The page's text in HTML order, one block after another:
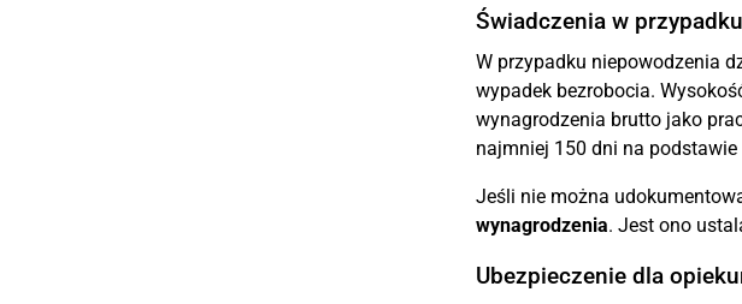
Świadczenia w
W przypadku niepowodzenia
wypadek bezrobocia.
wynagrodzenia brutto jako
najmniej 150 dni na
Jeśli nie można
wynagrodzenia. Jest ono
Ubezpieczenie dla